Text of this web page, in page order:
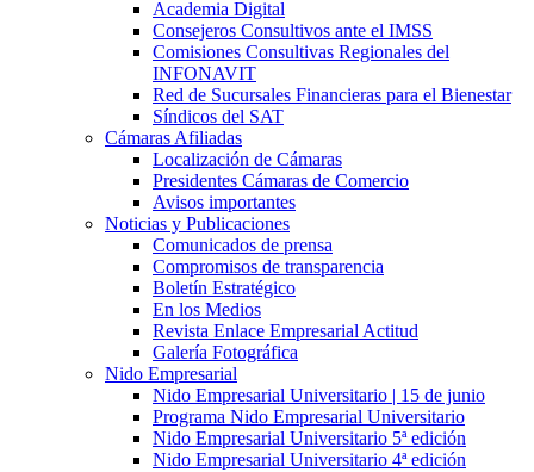
Academia Digital
Consejeros Consultivos ante el IMSS
Comisiones Consultivas Regionales del
INFONAVIT
Red de Sucursales Financieras para el Bienestar
Síndicos del SAT
Cámaras Afiliadas
Localización de Cámaras
Presidentes Cámaras de Comercio
Avisos importantes
Noticias y Publicaciones
Comunicados de prensa
Compromisos de transparencia
Boletín Estratégico
En los Medios
Revista Enlace Empresarial Actitud
Galería Fotográfica
Nido Empresarial
Nido Empresarial Universitario | 15 de junio
Programa Nido Empresarial Universitario
Nido Empresarial Universitario 5ª edición
Nido Empresarial Universitario 4ª edición